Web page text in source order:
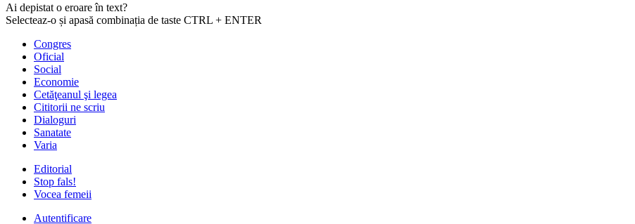
Ai depistat o eroare în text?
Selecteaz-o și apasă combinația de taste CTRL + ENTER
Congres
Oficial
Social
Economie
Cetăţeanul şi legea
Cititorii ne scriu
Dialoguri
Sanatate
Varia
Editorial
Stop fals!
Vocea femeii
Autentificare